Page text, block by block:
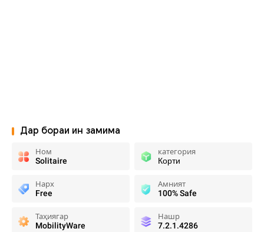
Дар бораи ин замима
Ном
Solitaire
категория
Корти
Нарх
Free
Амният
100% Safe
Таҳиягар
MobilityWare
Нашр
7.2.1.4286